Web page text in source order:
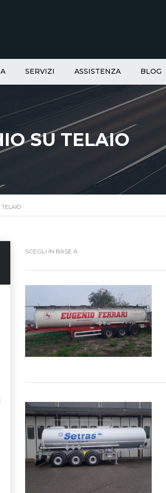
SERVIZI ASSISTENZA BLOG
SU TELAIO
TELAIO
SCEGLI IN BASE A: